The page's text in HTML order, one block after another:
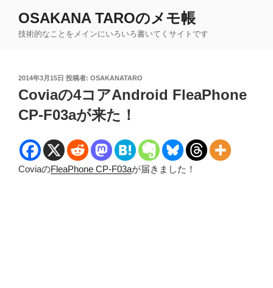
OSAKANA TAROのメモ帳
技術的なことをメインにいろいろ書いてくサイトです
投
稿
日:
2014年3月15日 投稿者: OSAKANATARO
Coviaの4コアAndroid FleaPhone
CP-F03aが来た！
CoviaのFleaPhone CP-F03aが届きました！